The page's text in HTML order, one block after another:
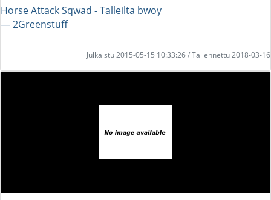
Horse Attack Sqwad - Talleilta bwoy
― 2Greenstuff
Julkaistu 2015-05-15 10:33:26 / Tallennettu 2018-03-16